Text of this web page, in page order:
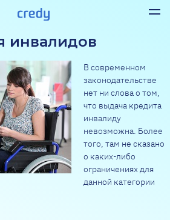
инвалидов
В современном
законодательстве
нет ни слова о том,
что выдача кредита
инвалиду
невозможна. Более
того, там не сказано
о каких-либо
ограничениях для
данной категории